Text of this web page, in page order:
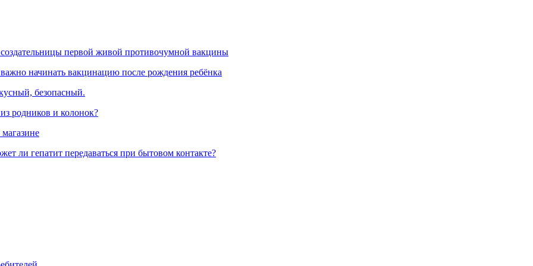
первой живой противочумной вакцины
начинать вакцинацию после рождения ребёнка
безопасный.
родников и колонок?
ли гепатит передаваться при бытовом контакте?